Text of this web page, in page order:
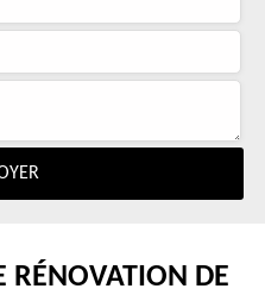
RÉNOVATION DE